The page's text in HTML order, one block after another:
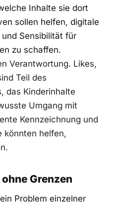
Inhalte sie dort
sollen helfen, digitale
Sensibilität für
zu schaffen.
Verantwortung. Likes,
Teil des
das Kinderinhalte
Umgang mit
Kennzeichnung und
könnten helfen,
Grenzen
Problem einzelner